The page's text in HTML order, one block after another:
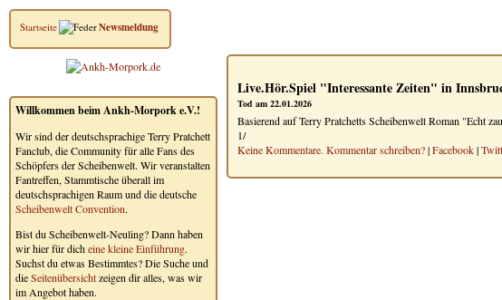
Startseite Newsmeldung
Willkommen beim Ankh-Morpork e.V.!
Wir sind der deutschsprachige Terry Pratchett
Fanclub, die Community für alle Fans des
Schöpfers der Scheibenwelt. Wir veranstalten
Fantreffen, Stammtische überall im
deutschsprachigen Raum und die deutsche
Scheibenwelt Convention.
Bist du Scheibenwelt-Neuling? Dann haben
wir hier für dicheine kleine Einführung.
Suchst du etwas Bestimmtes? Die Suche und
dieSeitenübersichtzeigen dir alles, was wir
im Angebot haben.
Live.Hör.Spiel "Interessante Zeiten" in
Tod am 22.01.2026
Basierend auf Terry Pratchetts Scheibenwelt Roman "Echt
1/
Keine Kommentare. Kommentar schreiben?|Facebook|